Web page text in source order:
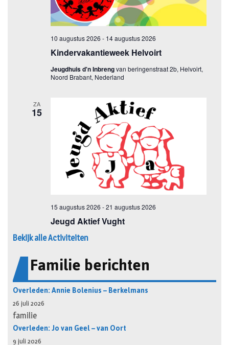
Bekijk alle Activiteiten
Familie berichten
Overleden: Annie Bolenius – Berkelmans
26 juli 2026
familie
Overleden: Jo van Geel – van Oort
9 juli 2026